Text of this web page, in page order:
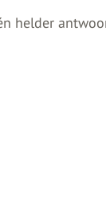
helder